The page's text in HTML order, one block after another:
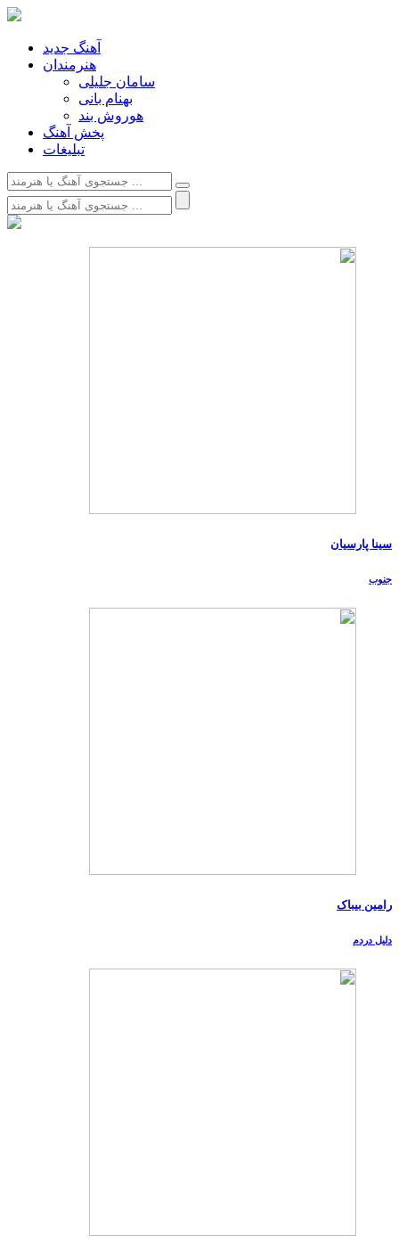
آهنگ جدید
هنرمندان
سامان جلیلی
بهنام بانی
هوروش بند
پخش آهنگ
تبلیغات
سینا پارسیان
جنوب
رامین بیباک
دلیل دردم